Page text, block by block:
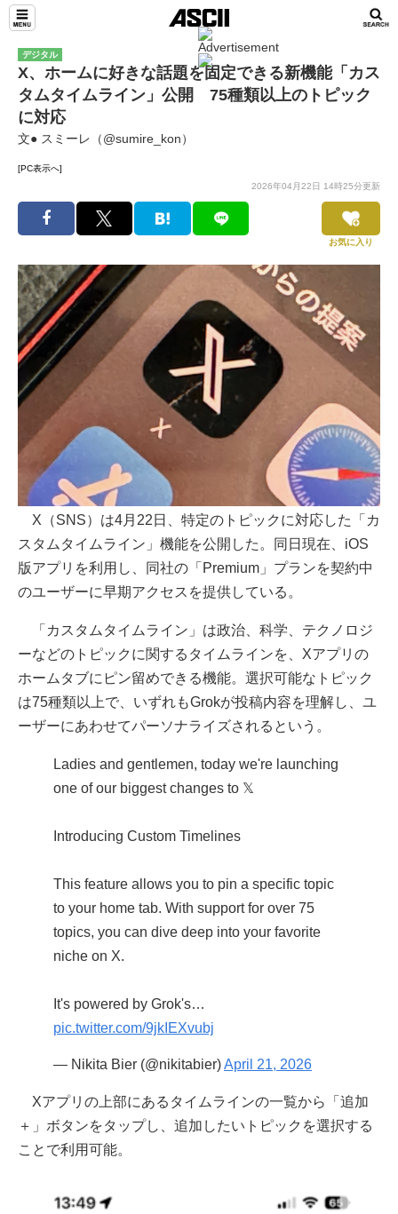
デジタル
X、ホームに好きな話題を固定できる新機能「カス
タムタイムライン」公開 75種類以上のトピック
に対応
文● スミーレ（@sumire_kon）
[PC表示へ]
2026年04月22日 14時25分更新
お気に入り
X（SNS）は4月22日、特定のトピックに対応した「カ
スタムタイムライン」機能を公開した。同日現在、iOS
版アプリを利用し、同社の「Premium」プランを契約中
のユーザーに早期アクセスを提供している。
「カスタムタイムライン」は政治、科学、テクノロジ
ーなどのトピックに関するタイムラインを、Xアプリの
ホームタブにピン留めできる機能。選択可能なトピック
は75種類以上で、いずれもGrokが投稿内容を理解し、ユ
ーザーにあわせてパーソナライズされるという。
Ladies and gentlemen, today we're launching
one of our biggest changes to 𝕏
Introducing Custom Timelines
This feature allows you to pin a specific topic
to your home tab. With support for over 75
topics, you can dive deep into your favorite
niche on X.
It's powered by Grok's…
pic.twitter.com/9jkIEXvubj
— Nikita Bier (@nikitabier)April 21, 2026
Xアプリの上部にあるタイムラインの一覧から「追加
＋」ボタンをタップし、追加したいトピックを選択する
ことで利用可能。